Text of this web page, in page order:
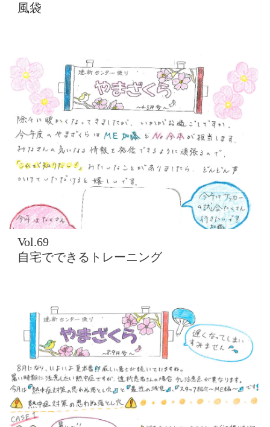
風袋
Vol.69
自宅でできるトレーニング